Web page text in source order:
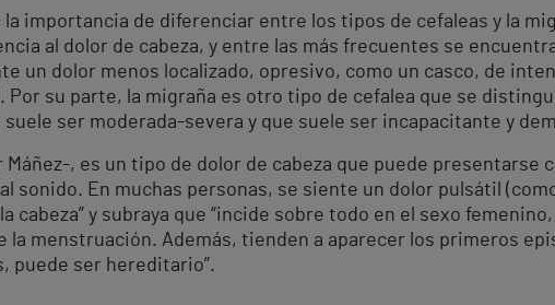
importancia de diferenciar entre los tipos de cefaleas y la
al dolor de cabeza, y entre las más frecuentes se
un dolor menos localizado, opresivo, como un casco, de
Por su parte, la migraña es otro tipo de cefalea que se
ser moderada-severa y que suele ser incapacitante y
, es un tipo de dolor de cabeza que puede presentarse
sonido. En muchas personas, se siente un dolor pulsátil
cabeza” y subraya que “incide sobre todo en el sexo
la menstruación. Además, tienden a aparecer los primeros
puede ser hereditario”.